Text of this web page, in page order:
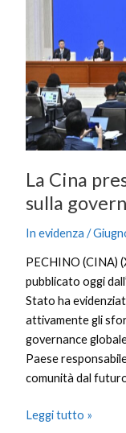
La Cina
sulla
In evidenza /
PECHINO (CINA)
pubblicato oggi
Stato ha
attivamente gli
governance
Paese
comunità dal
bianco”
sulla
governance
globale
Leggi tutto »